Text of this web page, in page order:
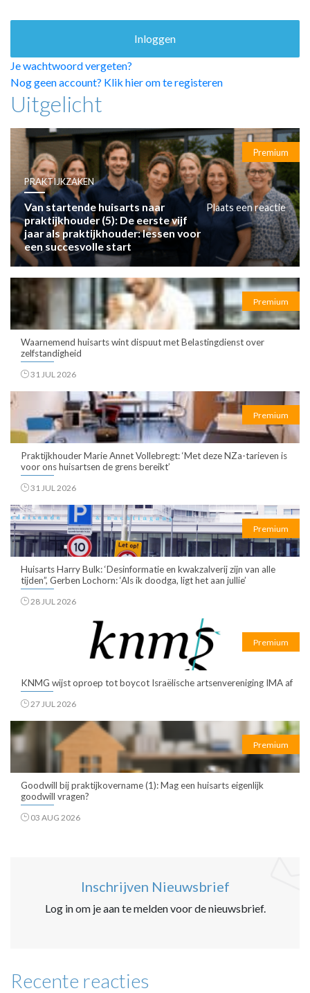
PRAKTIJKZAKEN
TARIEVEN
VPHUISARTSEN
MEDISCHE VAKHANDEL
INLOGGEN
REGISTRATIE
Je wachtwoord vergeten?
Nog geen account? Klik hier om te registeren
Uitgelicht
Premium
PRAKTIJKZAKEN
Van startende huisarts naar
praktijkhouder (5): De eerste vijf
jaar als praktijkhouder: lessen voor
een succesvolle start
Plaats een reactie
Premium
Waarnemend huisarts wint dispuut met Belastingdienst over
zelfstandigheid
31 JUL 2026
Premium
Praktijkhouder Marie Annet Vollebregt: ‘Met deze NZa-tarieven is
voor ons huisartsen de grens bereikt’
31 JUL 2026
Premium
Huisarts Harry Bulk: ‘Desinformatie en kwakzalverij zijn van alle
tijden”, Gerben Lochorn: ‘Als ik doodga, ligt het aan jullie’
28 JUL 2026
Premium
KNMG wijst oproep tot boycot Israëlische artsenvereniging IMA af
27 JUL 2026
Premium
Goodwill bij praktijkovername (1): Mag een huisarts eigenlijk
goodwill vragen?
03 AUG 2026
Inschrijven Nieuwsbrief
Log in om je aan te melden voor de nieuwsbrief.
Recente reacties